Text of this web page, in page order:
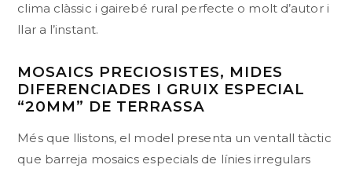
clima clàssic i gairebé rural perfecte o molt d’autor i
llar a l’instant.
MOSAICS PRECIOSISTES, MIDES
DIFERENCIADES I GRUIX ESPECIAL
“20MM” DE TERRASSA
Més que llistons, el model presenta un ventall tàctic
que barreja mosaics especials de línies irregulars